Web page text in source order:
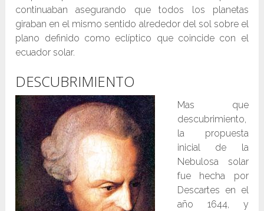
continuaban asegurando que todos los planetas
giraban en el mismo sentido alrededor del sol sobre el
plano definido como eclíptico que coincide con el
ecuador solar.
DESCUBRIMIENTO
Mas que
descubrimiento,
la propuesta
inicial de la
Nebulosa solar
fue hecha por
Descartes en el
año 1644, y